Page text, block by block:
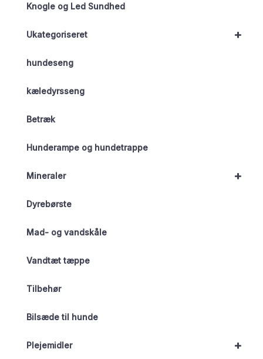
Knogle og Led Sundhed
+
Ukategoriseret
hundeseng
kæledyrsseng
Betræk
Hunderampe og hundetrappe
+
Mineraler
Dyrebørste
Mad- og vandskåle
Vandtæt tæppe
Tilbehør
Bilsæde til hunde
+
Plejemidler